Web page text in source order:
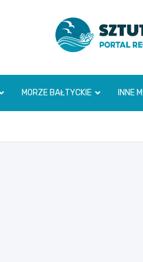
MORZE BAŁTYCKIE INNE